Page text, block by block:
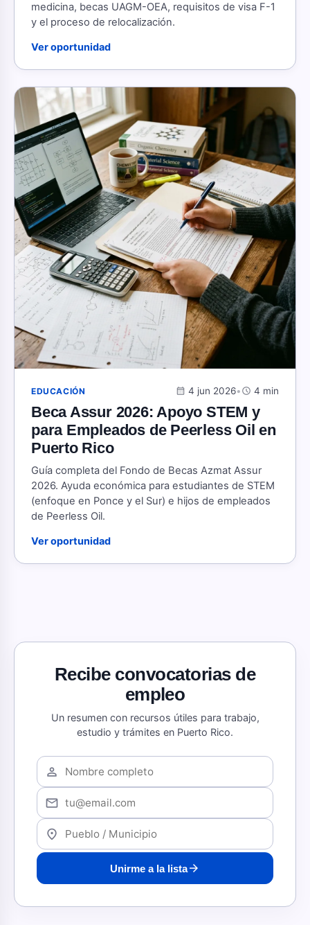
medicina, becas UAGM-OEA, requisitos de visa F-1
y el proceso de relocalización.
Ver oportunidad
EDUCACIÓN calendar_month 4 jun 2026•schedule 4 min
Beca Assur 2026: Apoyo STEM y
para Empleados de Peerless Oil en
Puerto Rico
Guía completa del Fondo de Becas Azmat Assur
2026. Ayuda económica para estudiantes de STEM
(enfoque en Ponce y el Sur) e hijos de empleados
de Peerless Oil.
Ver oportunidad
Recibe convocatorias de
empleo
Un resumen con recursos útiles para trabajo,
estudio y trámites en Puerto Rico.
person
mail
location_on
Unirme a la listaarrow_forward